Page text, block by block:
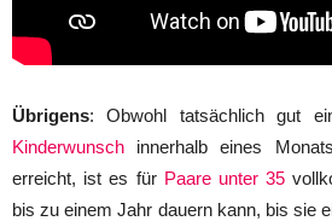
Übrigens: Obwohl tatsächlich gut
Kinderwunsch innerhalb eines
erreicht, ist es für Paare unter 35
bis zu einem Jahr dauern kann, bis sie